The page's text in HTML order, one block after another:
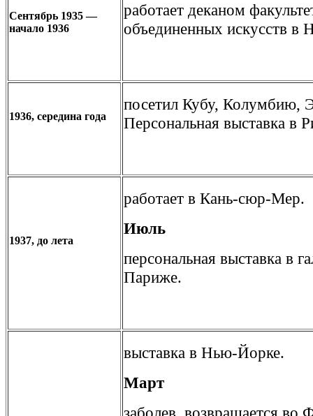
Сентябрь 1935 —
начало 1936
работает деканом
объединенных искусств в
1936, середина года
посетил Кубу, Колумбию,
Персональная выставка в
1937, до лета
работает в Кань-сюр-Мер.
Июль
персональная выставка в
Париже.
выставка в Нью-Йорке.
Март